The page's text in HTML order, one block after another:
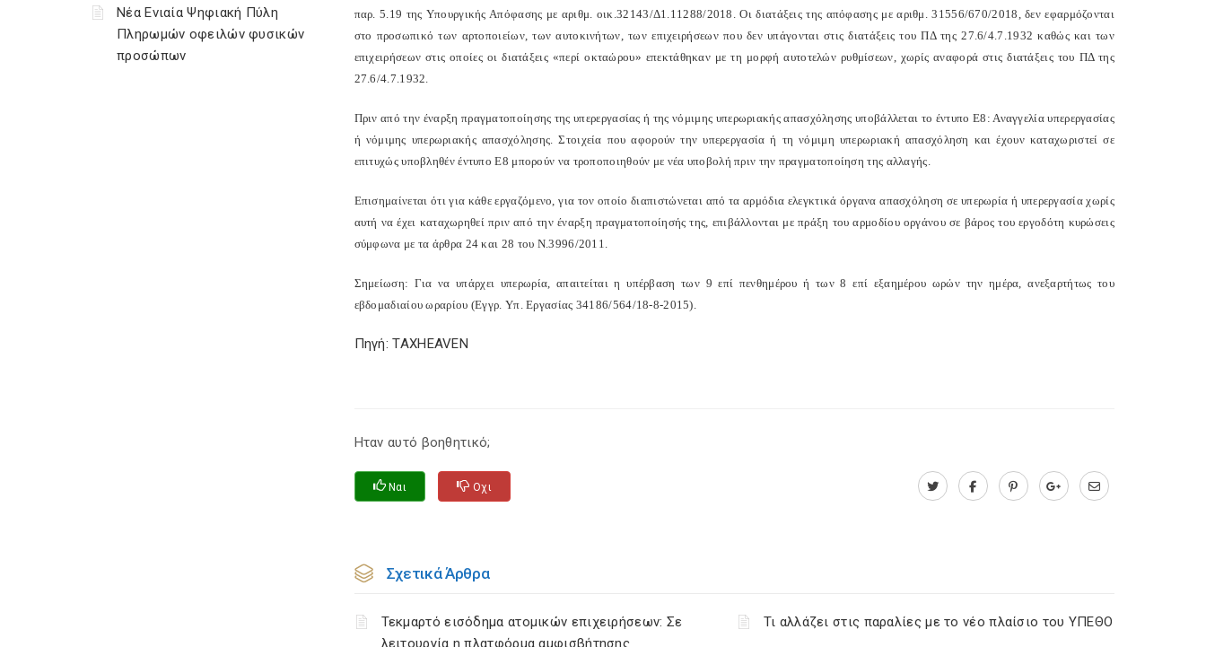
Νέα Ενιαία Ψηφιακή Πύλη
Πληρωμών οφειλών φυσικών
προσώπων
παρ. 5.19 της Υπουργικής Απόφασης με αριθμ. οικ.32143/Δ1.11288/2018. Οι διατάξεις της απόφασης με αριθμ. 31556/670/2018, δεν εφαρμόζονται
στο προσωπικό των αρτοποιείων, των αυτοκινήτων, των επιχειρήσεων που δεν υπάγονται στις διατάξεις του ΠΔ της 27.6/4.7.1932 καθώς και των
επιχειρήσεων στις οποίες οι διατάξεις «περί οκταώρου» επεκτάθηκαν με τη μορφή αυτοτελών ρυθμίσεων, χωρίς αναφορά στις διατάξεις του ΠΔ της
27.6/4.7.1932.
Πριν από την έναρξη πραγματοποίησης της υπερεργασίας ή της νόμιμης υπερωριακής απασχόλησης υποβάλλεται το έντυπο Ε8: Αναγγελία υπερεργασίας
ή νόμιμης υπερωριακής απασχόλησης. Στοιχεία που αφορούν την υπερεργασία ή τη νόμιμη υπερωριακή απασχόληση και έχουν καταχωριστεί σε
επιτυχώς υποβληθέν έντυπο Ε8 μπορούν να τροποποιηθούν με νέα υποβολή πριν την πραγματοποίηση της αλλαγής.
Επισημαίνεται ότι για κάθε εργαζόμενο, για τον οποίο διαπιστώνεται από τα αρμόδια ελεγκτικά όργανα απασχόληση σε υπερωρία ή υπερεργασία χωρίς
αυτή να έχει καταχωρηθεί πριν από την έναρξη πραγματοποίησής της, επιβάλλονται με πράξη του αρμοδίου οργάνου σε βάρος του εργοδότη κυρώσεις
σύμφωνα με τα άρθρα 24 και 28 του Ν.3996/2011.
Σημείωση: Για να υπάρχει υπερωρία, απαιτείται η υπέρβαση των 9 επί πενθημέρου ή των 8 επί εξαημέρου ωρών την ημέρα, ανεξαρτήτως του
εβδομαδιαίου ωραρίου (Εγγρ. Υπ. Εργασίας 34186/564/18-8-2015).
Πηγή: TAXHEAVEN
Ηταν αυτό βοηθητικό;
Ναι Οχι
Σχετικά Άρθρα
Τεκμαρτό εισόδημα ατομικών επιχειρήσεων: Σε
λειτουργία η πλατφόρμα αμφισβήτησης
Τι αλλάζει στις παραλίες με το νέο πλαίσιο του ΥΠΕΘΟ